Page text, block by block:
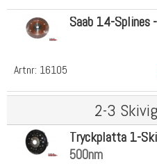
Artnr: 16105
Saab 14-Splines
2-3
Tryckplatta 1-
500nm